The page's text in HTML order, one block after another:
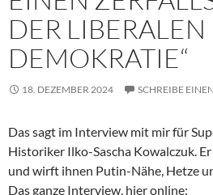
DER LIBERALEN
DEMOKRATIE“
18. DEZEMBER 2024 SCHREIBE
Das sagt im Interview mit mir für
Historiker Ilko-Sascha Kowalczuk.
und wirft ihnen Putin-Nähe, Hetze
Das ganze Interview, hier online: